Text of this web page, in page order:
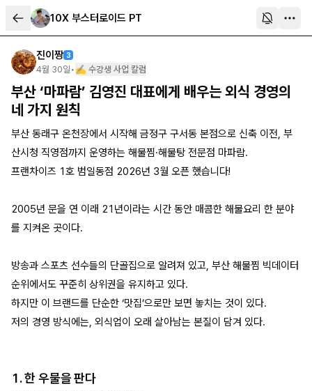
10X 부스터로이드 PT
진이짱 3
4월 30일 • ✍️ 수강생 사업 칼럼
부산 ‘마파람’ 김영진 대표에게 배우는 외식 경영의
네 가지 원칙
부산 동래구 온천장에서 시작해 금정구 구서동 본점으로 신축 이전, 부
산시청 직영점까지 운영하는 해물찜·해물탕 전문점 마파람.
프랜차이즈 1호 범일동점 2026년 3월 오픈 했습니다!
2005년 문을 연 이래 21년이라는 시간 동안 매콤한 해물요리 한 분야
를 지켜온 곳이다.
방송과 스포츠 선수들의 단골집으로 알려져 있고, 부산 해물찜 빅데이터
순위에서도 꾸준히 상위권을 유지하고 있다.
하지만 이 브랜드를 단순한 ‘맛집’으로만 보면 놓치는 것이 있다.
저의 경영 방식에는, 외식업이 오래 살아남는 본질이 담겨 있다.
1. 한 우물을 판다